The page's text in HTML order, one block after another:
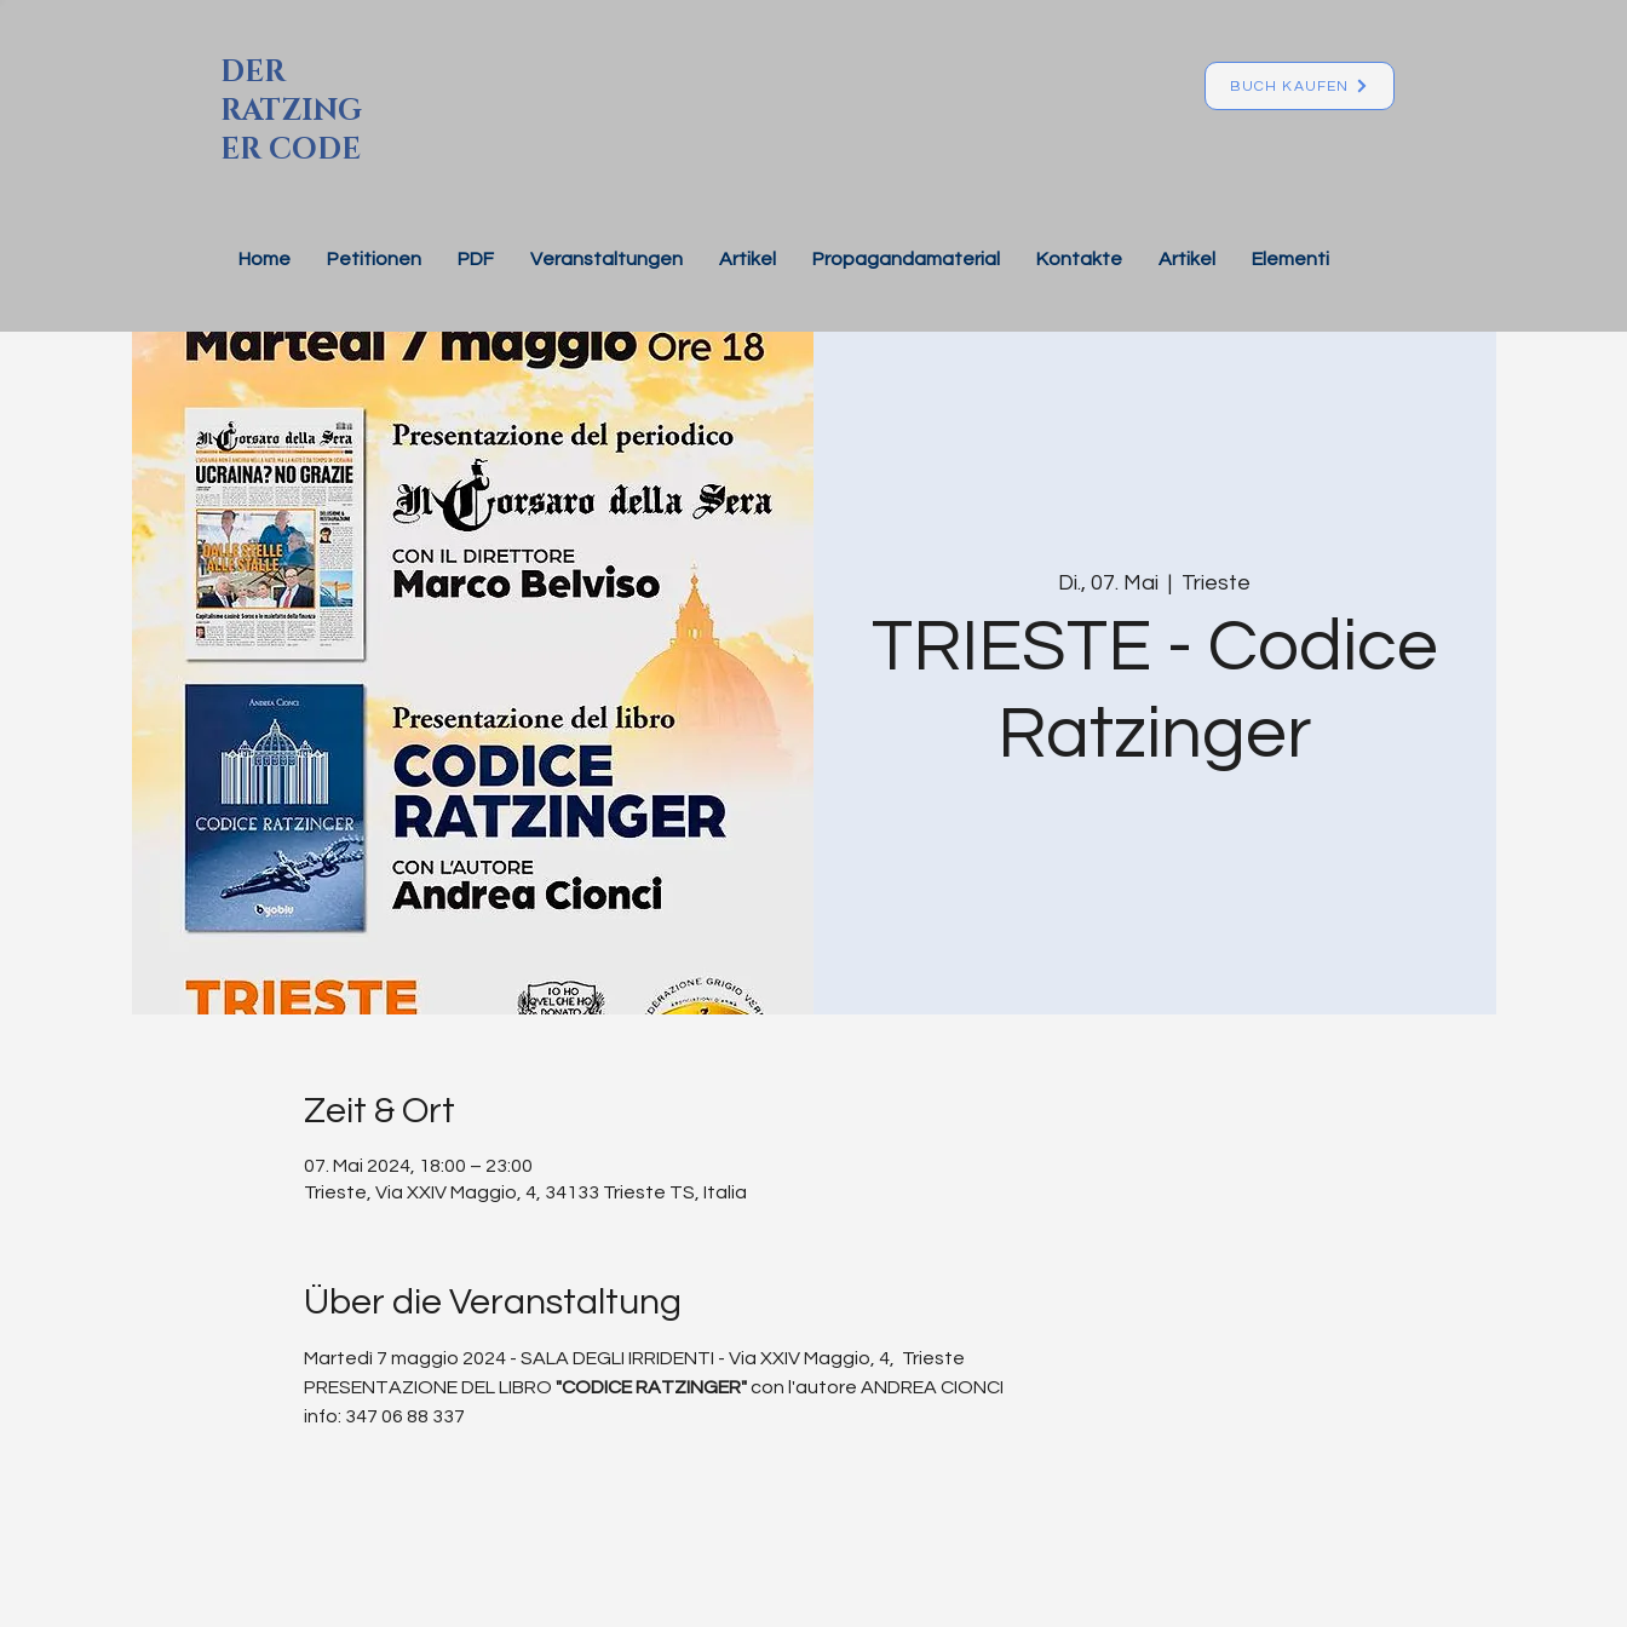
DER
RATZING
ER CODE
BUCH KAUFEN
Home Petitionen PDF Veranstaltungen Artikel Propagandamaterial Kontakte Artikel Elementi
Di., 07. Mai
  |
Trieste
TRIESTE - Codice
Ratzinger
Zeit & Ort
07. Mai 2024, 18:00 – 23:00
Trieste, Via XXIV Maggio, 4, 34133 Trieste TS, Italia
Über die Veranstaltung
Martedì 7 maggio 2024 - SALA DEGLI IRRIDENTI - Via XXIV Maggio, 4,  Trieste
PRESENTAZIONE DEL LIBRO "CODICE RATZINGER" con l'autore ANDREA CIONCI
info: 347 06 88 337